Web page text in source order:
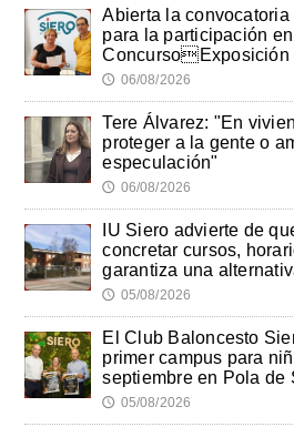
Abierta la
para la participación en
ConcursoExposición
🕔 06/08/2026
Tere Álvarez: "En
proteger a la gente o
especulación"
🕔 06/08/2026
IU Siero advierte de
concretar cursos,
garantiza una
🕔 05/08/2026
El Club Baloncesto
primer campus para
septiembre en Pola de
🕔 05/08/2026